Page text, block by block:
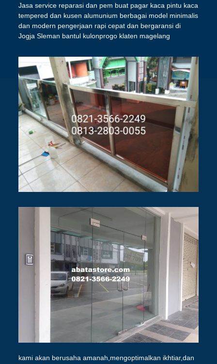
Jasa service reparasi dan pem buat pagar kaca pintu kaca
tempered dan kusen alumunium berbagai model minimalis
dan modern pengerjaan rapi cepat dan bergaransi di
Jogja Sleman bantul kulonprogo klaten magelang
kami akan berusaha amanah,mengoptimalkan ikhtiar,dan